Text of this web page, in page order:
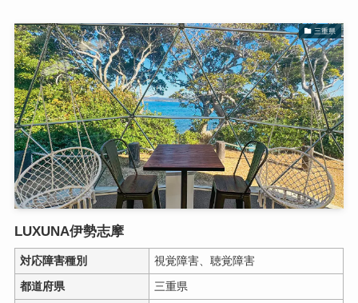
三重県
LUXUNA伊勢志摩
対応障害種別
視覚障害、聴覚障害
都道府県
三重県